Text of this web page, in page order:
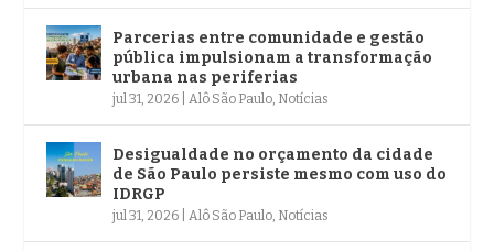
Parcerias entre comunidade e gestão
pública impulsionam a transformação
urbana nas periferias
jul 31, 2026 Alô São Paulo Notícias
Desigualdade no orçamento da cidade
de São Paulo persiste mesmo com uso do
IDRGP
jul 31, 2026 Alô São Paulo Notícias